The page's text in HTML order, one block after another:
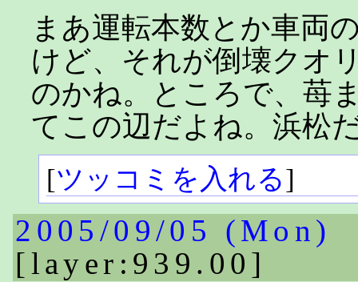
まあ運転本数とか車両
けど、それが倒壊クオ
のかね。ところで、苺
てこの辺だよね。浜松
[ツッコミを入れる]
2005/09/05 (Mon)
[layer:939.00]